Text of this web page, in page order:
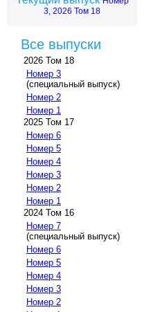
3, 2026 Том 18
Все выпуски
2026 Том 18
Номер 3
(специальный выпуск)
Номер 2
Номер 1
2025 Том 17
Номер 6
Номер 5
Номер 4
Номер 3
Номер 2
Номер 1
2024 Том 16
Номер 7
(специальный выпуск)
Номер 6
Номер 5
Номер 4
Номер 3
Номер 2